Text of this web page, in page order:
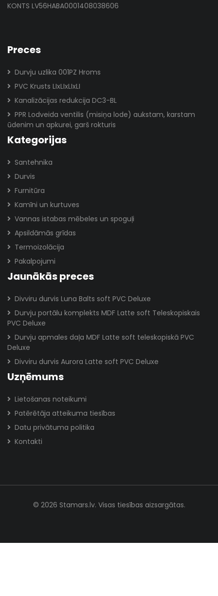
KONTS LV56HABA0001408038606
Preces
Durvju uzlika 001PZ Hroms
PVC Krusts LIxLIxLIxLI
Kanalizācijas redukcija DC3-BL
PPR Lodveida ventilis (misiņa lode) aukstam, karstam
ūdenim un apkurei, garš rokturis
Kategorijas
Santehnika
Durvis
Furnitūra
Kamīni un kurtuves
Vannas istabas mēbeles un spoguļi
Apsildāmās grīdas
Termoizolācija
Pakalpojumi
Jaunākās preces
Divviru durvis Luna Balts soft PVC Deluxe
Durvju portālu komplekts MDF Latte soft Teleskopiskais
PVC Deluxe
Durvju apmales daļa MDF Latte soft teleskopiskā PVC
Deluxe
Divviru durvis Aurora Latte soft PVC Deluxe
Uzņēmums
Lietošanas noteikumi
Patērētāja atteikuma tiesības
Datu privātuma politika
Kontakti
© 2026 Stamars.lv. Visas tiesības aizsargātas.